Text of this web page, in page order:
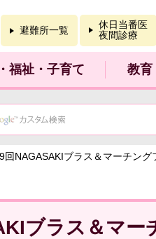
避難所一覧
休日当番医
夜間診療
福祉・子育て 教育
回NAGASAKIブラス＆マーチング
ブラス＆マー